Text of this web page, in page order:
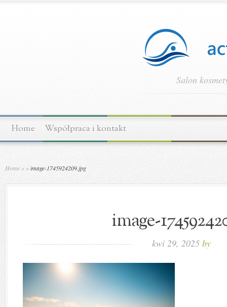
Salon
Home Współpraca i kontakt
Home » »image-1745924209.jpg
image-
kwi 29, 2025 by